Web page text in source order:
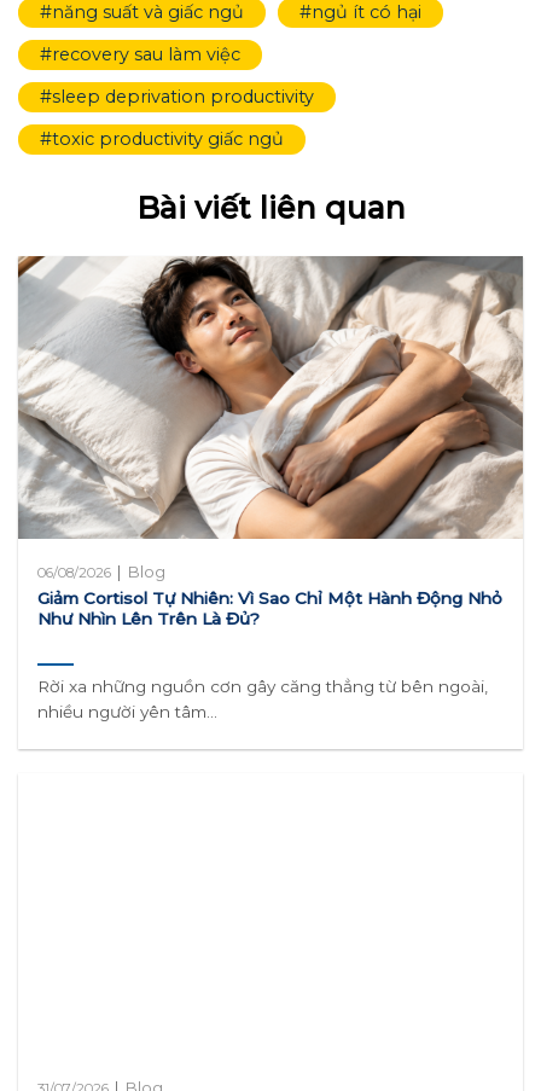
#năng suất và giấc ngủ
#ngủ ít có hại
#recovery sau làm việc
#sleep deprivation productivity
#toxic productivity giấc ngủ
Bài viết liên quan
06/08/2026 | Blog
Giảm Cortisol Tự Nhiên: Vì Sao Chỉ Một Hành Động Nhỏ
Như Nhìn Lên Trên Là Đủ?
Rời xa những nguồn cơn gây căng thẳng từ bên ngoài,
nhiều người yên tâm...